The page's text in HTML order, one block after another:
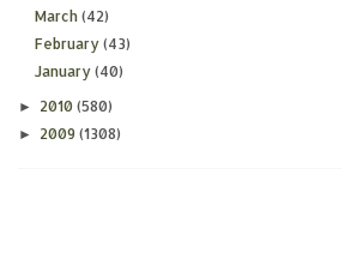
March (42)
February (43)
January (40)
► 2010 (580)
► 2009 (1308)